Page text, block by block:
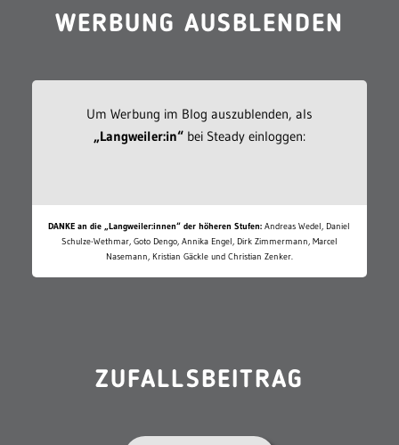
WERBUNG AUSBLENDEN
Um Werbung im Blog auszublenden, als
„Langweiler:in“bei Steady einloggen:
DANKE an die „Langweiler:innen“ der höheren Stufen: Andreas Wedel, Daniel
Schulze-Wethmar, Goto Dengo, Annika Engel, Dirk Zimmermann, Marcel
Nasemann, Kristian Gäckle und Christian Zenker.
ZUFALLSBEITRAG